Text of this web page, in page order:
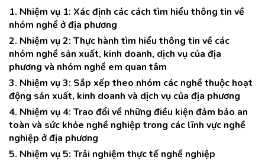
1. Nhiệm vụ 1: Xác định các cách tìm hiểu thông tin về
nhóm nghề ở địa phương
2. Nhiệm vụ 2: Thực hành tìm hiểu thông tin về các
nhóm nghề sản xuất, kinh doanh, dịch vụ của địa
phương và nhóm nghề em quan tâm
3. Nhiệm vụ 3: Sắp xếp theo nhóm các nghề thuộc hoạt
động sản xuất, kinh doanh và dịch vụ của địa phương
4. Nhiệm vụ 4: Trao đổi về những điều kiện đảm bảo an
toàn và sức khỏe nghề nghiệp trong các lĩnh vực nghề
nghiệp ở địa phương
5. Nhiệm vụ 5: Trải nghiệm thực tế nghề nghiệp